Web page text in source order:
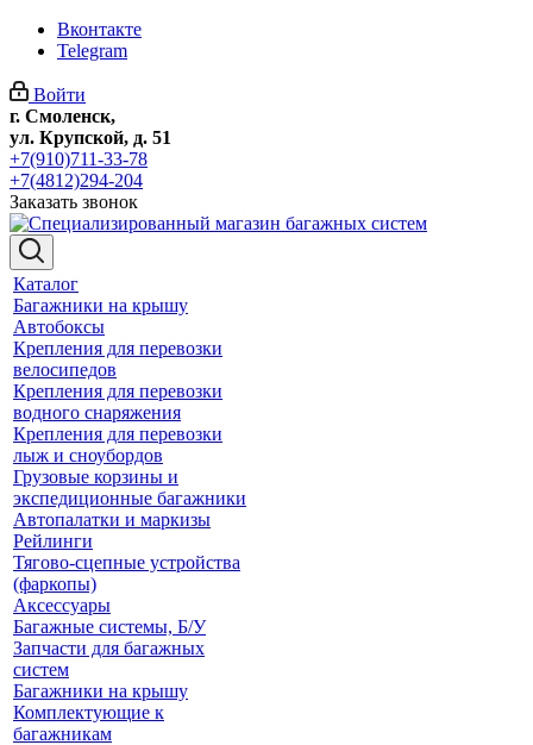
Вконтакте
Telegram
Войти
г. Смоленск,
ул. Крупской, д. 51
+7(910)711-33-78
+7(4812)294-204
Заказать звонок
Каталог
Багажники на крышу
Автобоксы
Крепления для перевозки
велосипедов
Крепления для перевозки
водного снаряжения
Крепления для перевозки
лыж и сноубордов
Грузовые корзины и
экспедиционные багажники
Автопалатки и маркизы
Рейлинги
Тягово-сцепные устройства
(фаркопы)
Аксессуары
Багажные системы, Б/У
Запчасти для багажных
систем
Багажники на крышу
Комплектующие к
багажникам